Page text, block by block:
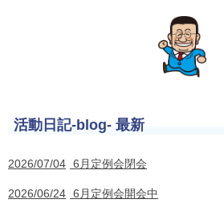
活動日記-blog- 最新
2026/07/04 6月定例会閉会
2026/06/24 6月定例会開会中